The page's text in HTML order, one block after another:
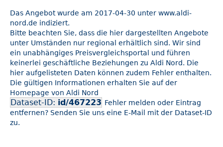
Das Angebot wurde am 2017-04-30 unter www.aldi-
nord.de indiziert.
Bitte beachten Sie, dass die hier dargestellten Angebote
unter Umständen nur regional erhältlich sind. Wir sind
ein unabhängiges Preisvergleichsportal und führen
keinerlei geschäftliche Beziehungen zu Aldi Nord. Die
hier aufgelisteten Daten können zudem Fehler enthalten.
Die gültigen Informationen erhalten Sie auf der
Homepage von Aldi Nord
Dataset-ID: id/467223 Fehler melden oder Eintrag
entfernen? Senden Sie uns eine E-Mail mit der Dataset-ID
zu.